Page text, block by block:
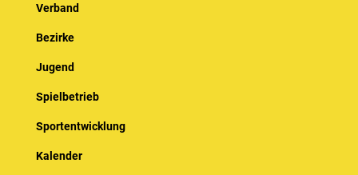
Verband
Bezirke
Jugend
Spielbetrieb
Sportentwicklung
Kalender